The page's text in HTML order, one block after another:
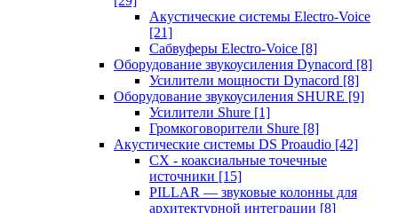
Акустические системы Electro-Voice
[21]
Сабвуферы Electro-Voice [8]
Оборудование звукоусиления Dynacord [8]
Усилители мощности Dynacord [8]
Оборудование звукоусиления SHURE [9]
Усилители Shure [1]
Громкоговорители Shure [8]
Акустические системы DS Proaudio [42]
CX - коаксиальные точечные
источники [15]
PILLAR — звуковые колонны для
архитектурной интеграции [8]